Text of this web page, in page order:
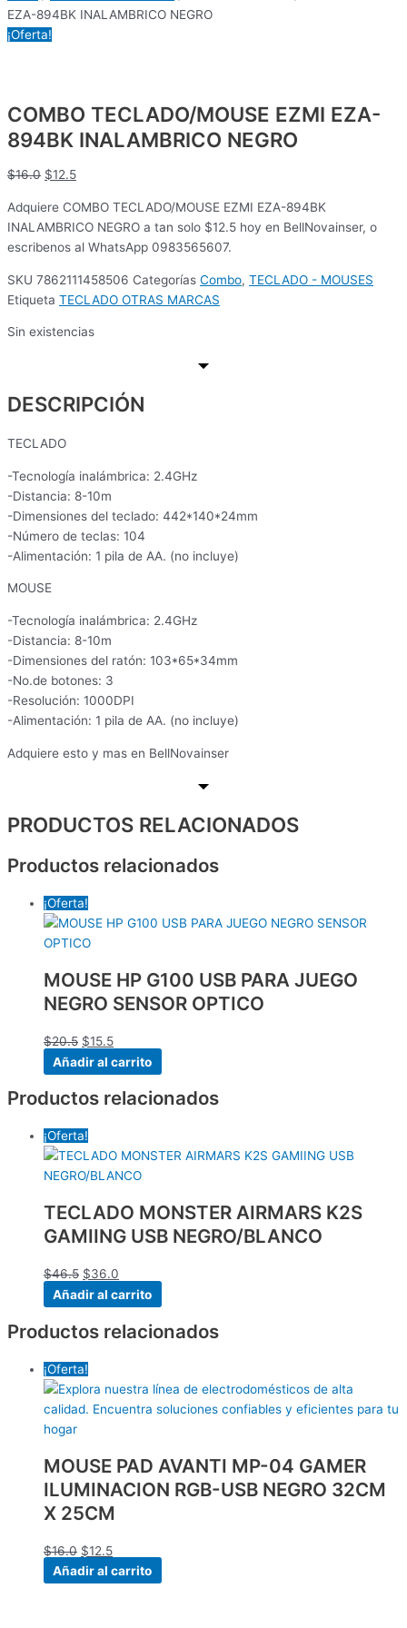
EZA-894BK INALAMBRICO NEGRO
¡Oferta!
COMBO TECLADO/MOUSE EZMI EZA-
894BK INALAMBRICO NEGRO
$16.0 $12.5
Adquiere COMBO TECLADO/MOUSE EZMI EZA-894BK
INALAMBRICO NEGRO a tan solo $12.5 hoy en BellNovainser, o
escribenos al WhatsApp 0983565607.
SKU 7862111458506 Categorías Combo, TECLADO - MOUSES
Etiqueta TECLADO OTRAS MARCAS
Sin existencias
DESCRIPCIÓN
TECLADO
-Tecnología inalámbrica: 2.4GHz
-Distancia: 8-10m
-Dimensiones del teclado: 442*140*24mm
-Número de teclas: 104
-Alimentación: 1 pila de AA. (no incluye)
MOUSE
-Tecnología inalámbrica: 2.4GHz
-Distancia: 8-10m
-Dimensiones del ratón: 103*65*34mm
-No.de botones: 3
-Resolución: 1000DPI
-Alimentación: 1 pila de AA. (no incluye)
Adquiere esto y mas en BellNovainser
PRODUCTOS RELACIONADOS
Productos relacionados
¡Oferta!
MOUSE HP G100 USB PARA JUEGO
NEGRO SENSOR OPTICO
$20.5 $15.5
Añadir al carrito
Productos relacionados
¡Oferta!
TECLADO MONSTER AIRMARS K2S
GAMIING USB NEGRO/BLANCO
$46.5 $36.0
Añadir al carrito
Productos relacionados
¡Oferta!
MOUSE PAD AVANTI MP-04 GAMER
ILUMINACION RGB-USB NEGRO 32CM
X 25CM
$16.0 $12.5
Añadir al carrito